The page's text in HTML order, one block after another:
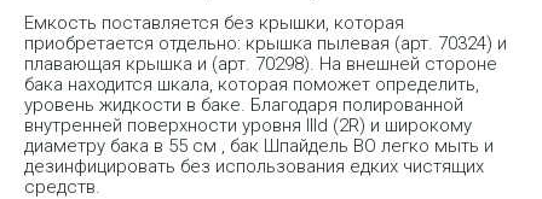
Емкость поставляется без крышки, которая
приобретается отдельно: крышка пылевая (арт. 70324) и
плавающая крышка и (арт. 70298). На внешней стороне
бака находится шкала, которая поможет определить,
уровень жидкости в баке. Благодаря полированной
внутренней поверхности уровня IIId (2R) и широкому
диаметру бака в 55 см , бак Шпайдель ВО легко мыть и
дезинфицировать без использования едких чистящих
средств.